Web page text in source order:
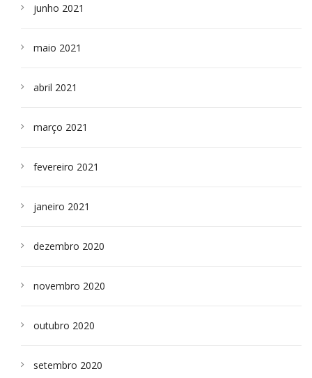
junho 2021
maio 2021
abril 2021
março 2021
fevereiro 2021
janeiro 2021
dezembro 2020
novembro 2020
outubro 2020
setembro 2020